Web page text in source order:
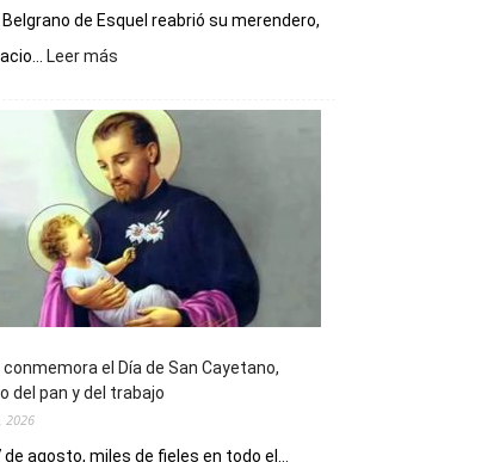
Belgrano de Esquel reabrió su merendero,
Leer más
funcionar
el
merendero
del
Club
Belgrano
conmemora el Día de San Cayetano,
del pan y del trabajo
2026
de agosto, miles de fieles en todo el...